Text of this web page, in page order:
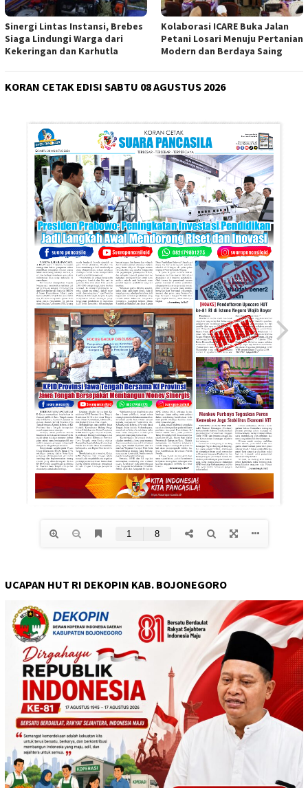
Sinergi Lintas Instansi, Brebes
Siaga Lindungi Warga dari
Kekeringan dan Karhutla
Kolaborasi ICARE Buka Jalan
Petani Losari Menuju Pertanian
Modern dan Berdaya Saing
KORAN CETAK EDISI SABTU 08 AGUSTUS 2026
UCAPAN HUT RI DEKOPIN KAB. BOJONEGORO